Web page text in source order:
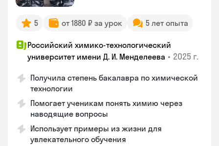
5 от 1880 ₽ за урок 5 лет опыта
Российский химико-технологический
университет имени Д. И. Менделеева • 2025 г.
Получила степень бакалавра по химической
технологии
Помогает ученикам понять химию через
наводящие вопросы
Использует примеры из жизни для
увлекательного обучения